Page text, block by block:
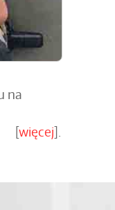
na
[więcej].